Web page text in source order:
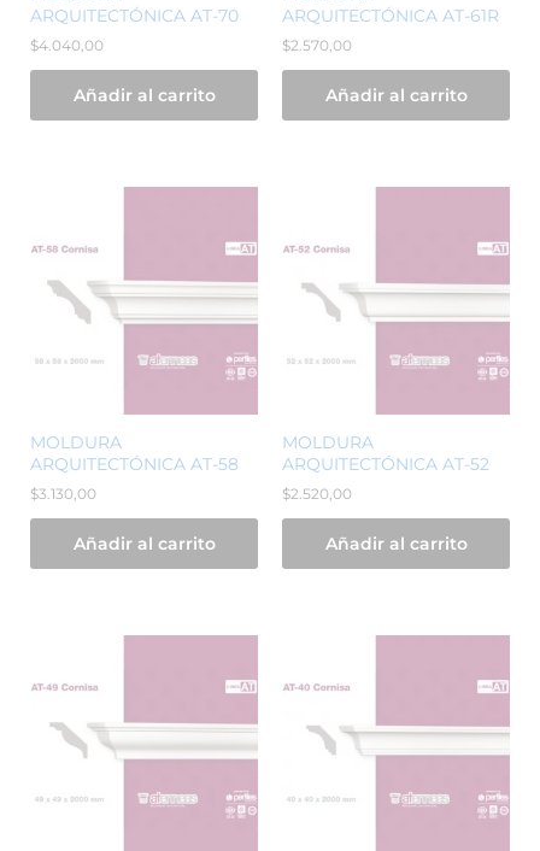
ARQUITECTÓNICA AT-70
$4.040,00
Añadir al carrito
ARQUITECTÓNICA AT-61R
$2.570,00
Añadir al carrito
MOLDURA
ARQUITECTÓNICA AT-58
$3.130,00
Añadir al carrito
MOLDURA
ARQUITECTÓNICA AT-52
$2.520,00
Añadir al carrito